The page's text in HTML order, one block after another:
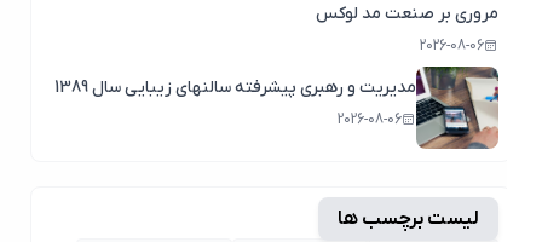
مروری بر صنعت مد لوکس
2026-08-06
مدیریت و رهبری پیشرفته سالنهای زیبایی سال 1389
2026-08-06
لیست برچسب ها